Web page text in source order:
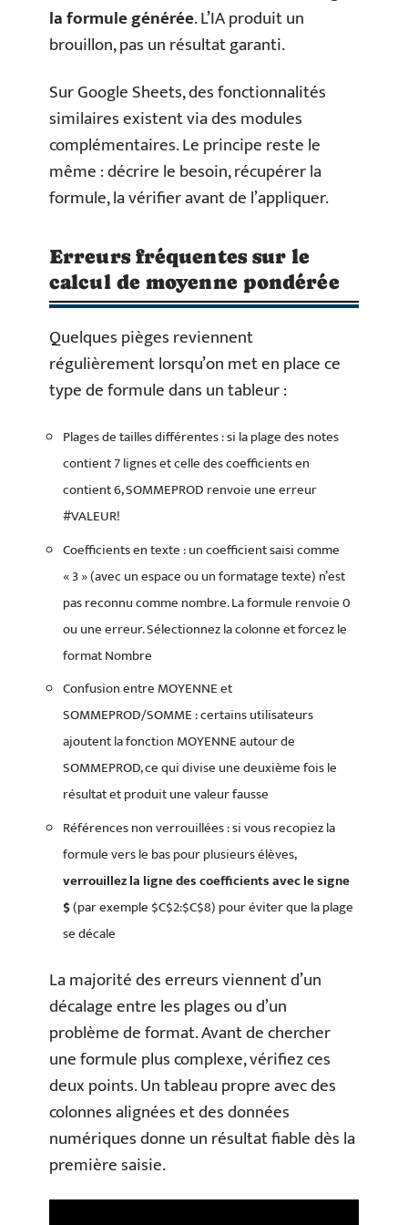
la formule générée. L’IA produit un
brouillon, pas un résultat garanti.
Sur Google Sheets, des fonctionnalités
similaires existent via des modules
complémentaires. Le principe reste le
même : décrire le besoin, récupérer la
formule, la vérifier avant de l’appliquer.
Erreurs fréquentes sur le
calcul de moyenne pondérée
Quelques pièges reviennent
régulièrement lorsqu’on met en place ce
type de formule dans un tableur :
Plages de tailles différentes : si la plage des notes
contient 7 lignes et celle des coefficients en
contient 6, SOMMEPROD renvoie une erreur
#VALEUR!
Coefficients en texte : un coefficient saisi comme
« 3 » (avec un espace ou un formatage texte) n’est
pas reconnu comme nombre. La formule renvoie 0
ou une erreur. Sélectionnez la colonne et forcez le
format Nombre
Confusion entre MOYENNE et
SOMMEPROD/SOMME : certains utilisateurs
ajoutent la fonction MOYENNE autour de
SOMMEPROD, ce qui divise une deuxième fois le
résultat et produit une valeur fausse
Références non verrouillées : si vous recopiez la
formule vers le bas pour plusieurs élèves,
verrouillez la ligne des coefficients avec le signe
$(par exemple $C$2:$C$8) pour éviter que la plage
se décale
La majorité des erreurs viennent d’un
décalage entre les plages ou d’un
problème de format. Avant de chercher
une formule plus complexe, vérifiez ces
deux points. Un tableau propre avec des
colonnes alignées et des données
numériques donne un résultat fiable dès la
première saisie.